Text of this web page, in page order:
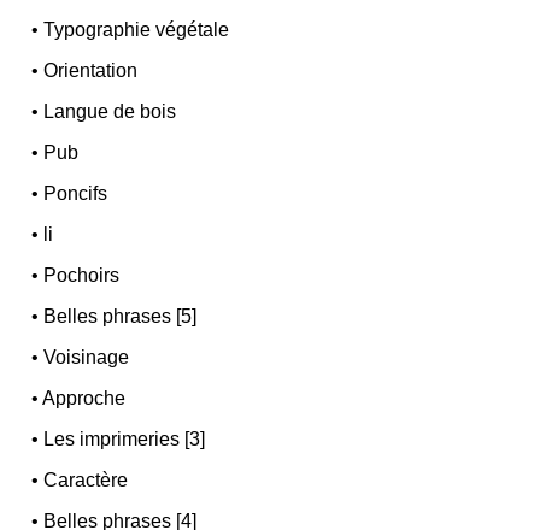
•Typographie végétale
•Orientation
• Langue de bois
• Pub
• Poncifs
• li
• Pochoirs
• Belles phrases [5]
•Voisinage
•Approche
• Les imprimeries [3]
•Caractère
• Belles phrases [4]